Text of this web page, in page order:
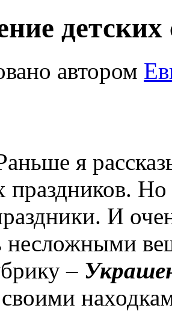
детских
автором
я
праздников.
И
несложными
–
своими